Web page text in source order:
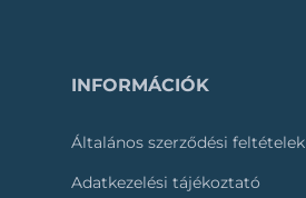
INFORMÁCIÓK
Általános szerződési feltételek
Adatkezelési tájékoztató